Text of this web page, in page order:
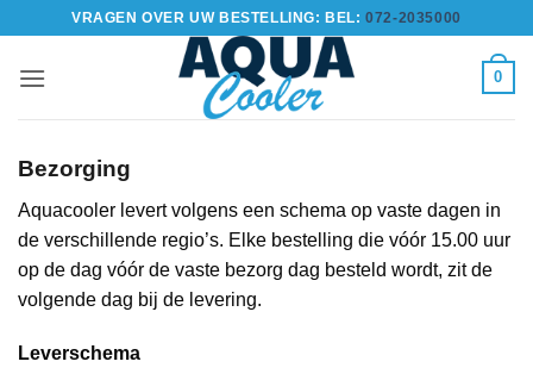
inhoud
VRAGEN OVER UW BESTELLING: BEL:072-2035000
0
Bezorging
Aquacooler levert volgens een schema op vaste dagen in
de verschillende regio’s. Elke bestelling die vóór 15.00 uur
op de dag vóór de vaste bezorg dag besteld wordt, zit de
volgende dag bij de levering.
Leverschema